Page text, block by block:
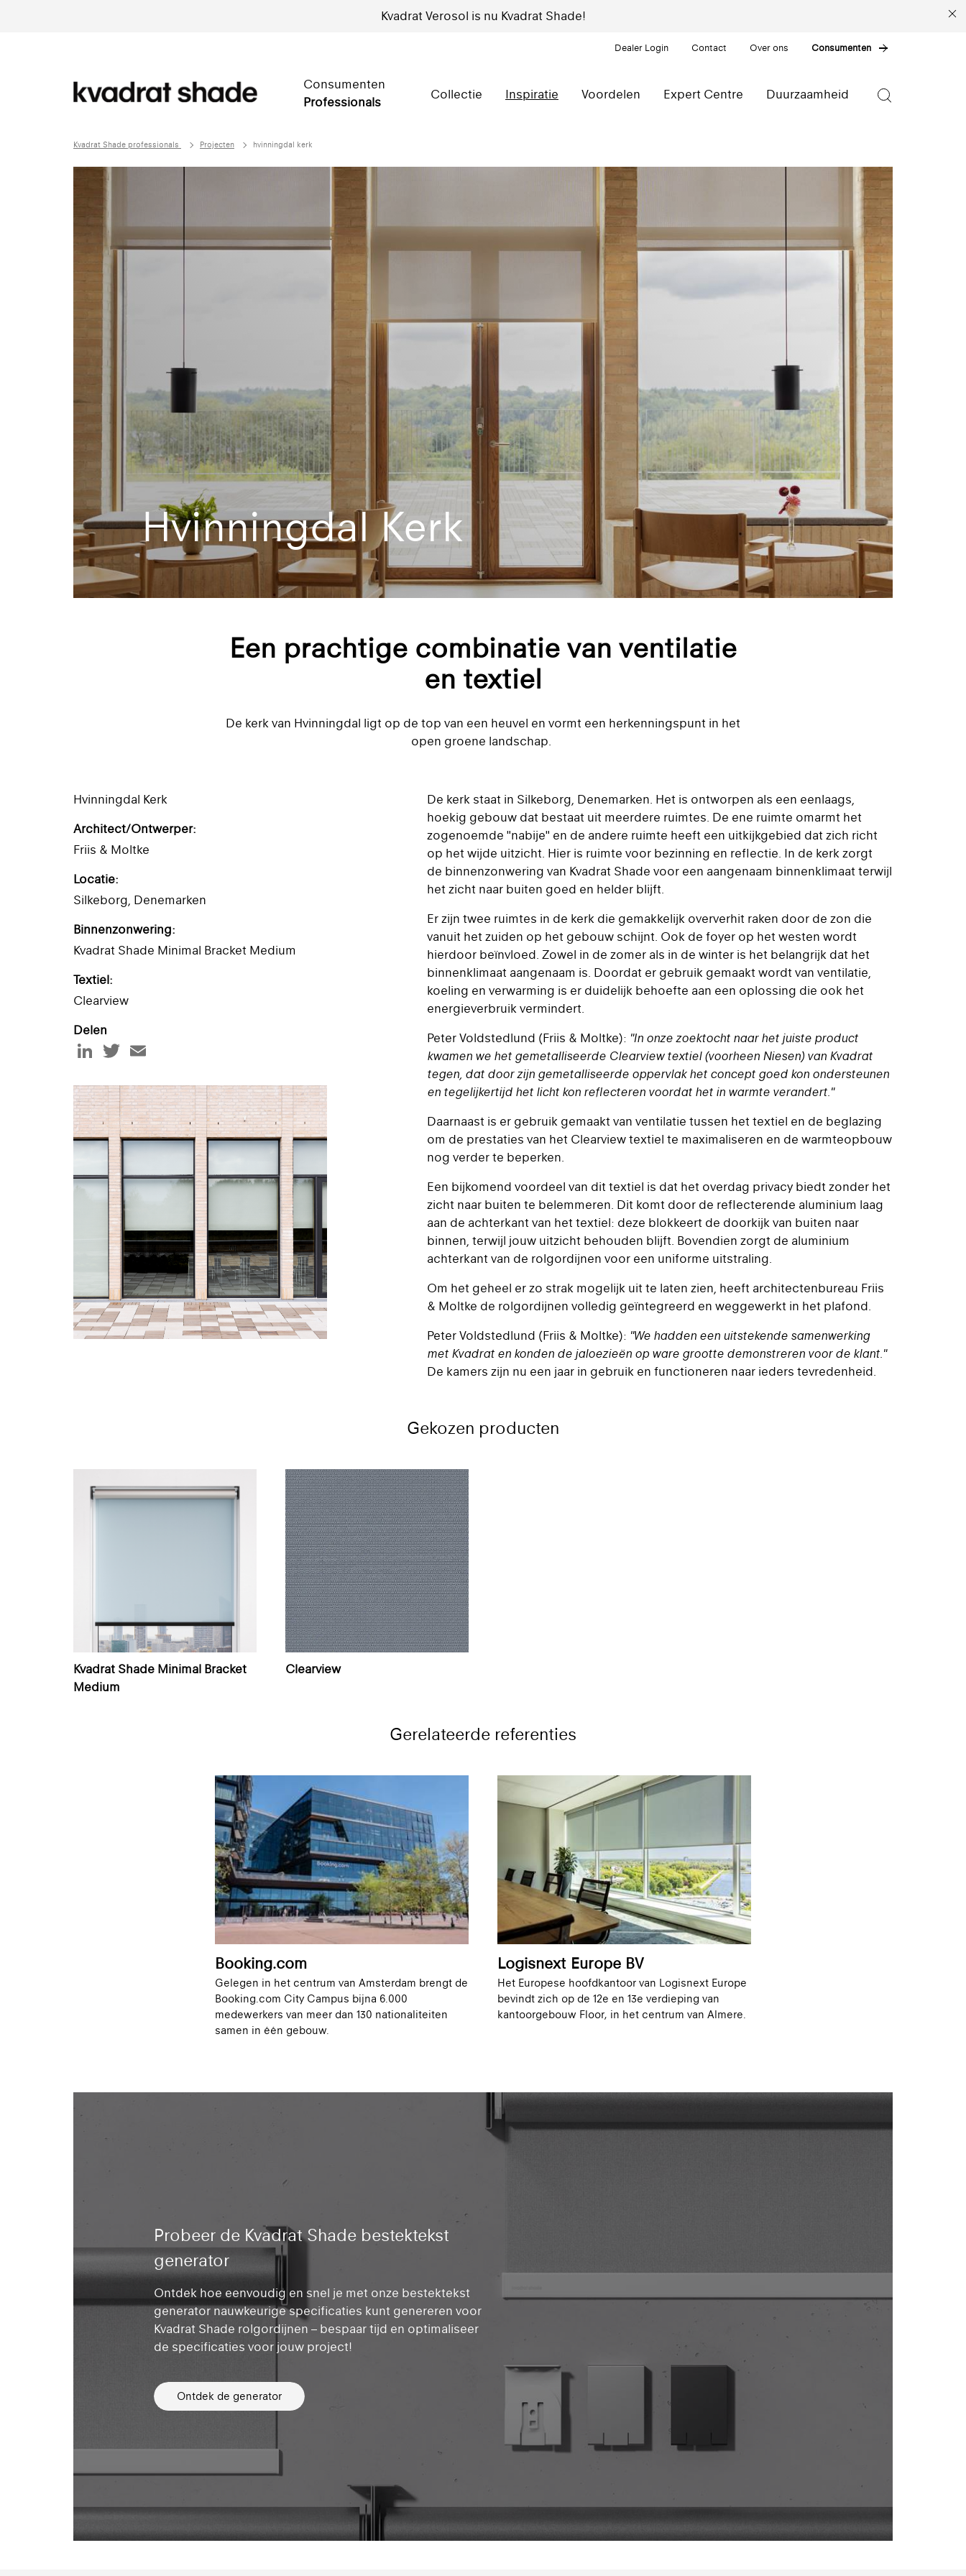
Kvadrat Verosol is nu Kvadrat Shade!
Dealer Login Contact Over ons Consumenten
Consumenten
Professionals
Collectie Inspiratie Voordelen Expert Centre Duurzaamheid
Kvadrat Shade professionals Projecten hvinningdal kerk
Hvinningdal Kerk
Een prachtige combinatie van ventilatie
en textiel
De kerk van Hvinningdal ligt op de top van een heuvel en vormt een herkenningspunt in het
open groene landschap.
Hvinningdal Kerk
Architect/Ontwerper:
Friis & Moltke
Locatie:
Silkeborg, Denemarken
Binnenzonwering:
Kvadrat Shade Minimal Bracket Medium
Textiel:
Clearview
Delen
De kerk staat in Silkeborg, Denemarken. Het is ontworpen als een eenlaags,
hoekig gebouw dat bestaat uit meerdere ruimtes. De ene ruimte omarmt het
zogenoemde "nabije" en de andere ruimte heeft een uitkijkgebied dat zich richt
op het wijde uitzicht. Hier is ruimte voor bezinning en reflectie. In de kerk zorgt
de binnenzonwering van Kvadrat Shade voor een aangenaam binnenklimaat terwijl
het zicht naar buiten goed en helder blijft.
Er zijn twee ruimtes in de kerk die gemakkelijk oververhit raken door de zon die
vanuit het zuiden op het gebouw schijnt. Ook de foyer op het westen wordt
hierdoor beïnvloed. Zowel in de zomer als in de winter is het belangrijk dat het
binnenklimaat aangenaam is. Doordat er gebruik gemaakt wordt van ventilatie,
koeling en verwarming is er duidelijk behoefte aan een oplossing die ook het
energieverbruik vermindert.
Peter Voldstedlund (Friis & Moltke): "In onze zoektocht naar het juiste product
kwamen we het gemetalliseerde Clearview textiel (voorheen Niesen) van Kvadrat
tegen, dat door zijn gemetalliseerde oppervlak het concept goed kon ondersteunen
en tegelijkertijd het licht kon reflecteren voordat het in warmte verandert."
Daarnaast is er gebruik gemaakt van ventilatie tussen het textiel en de beglazing
om de prestaties van het Clearview textiel te maximaliseren en de warmteopbouw
nog verder te beperken.
Een bijkomend voordeel van dit textiel is dat het overdag privacy biedt zonder het
zicht naar buiten te belemmeren. Dit komt door de reflecterende aluminium laag
aan de achterkant van het textiel: deze blokkeert de doorkijk van buiten naar
binnen, terwijl jouw uitzicht behouden blijft. Bovendien zorgt de aluminium
achterkant van de rolgordijnen voor een uniforme uitstraling.
Om het geheel er zo strak mogelijk uit te laten zien, heeft architectenbureau Friis
& Moltke de rolgordijnen volledig geïntegreerd en weggewerkt in het plafond.
Peter Voldstedlund (Friis & Moltke): "We hadden een uitstekende samenwerking
met Kvadrat en konden de jaloezieën op ware grootte demonstreren voor de klant."
De kamers zijn nu een jaar in gebruik en functioneren naar ieders tevredenheid.
Gekozen producten
Kvadrat Shade Minimal Bracket
Medium
Clearview
Gerelateerde referenties
Booking.com
Gelegen in het centrum van Amsterdam brengt de
Booking.com City Campus bijna 6.000
medewerkers van meer dan 130 nationaliteiten
samen in één gebouw.
Logisnext Europe BV
Het Europese hoofdkantoor van Logisnext Europe
bevindt zich op de 12e en 13e verdieping van
kantoorgebouw Floor, in het centrum van Almere.
Probeer de Kvadrat Shade bestektekst
generator
Ontdek hoe eenvoudig en snel je met onze bestektekst
generator nauwkeurige specificaties kunt genereren voor
Kvadrat Shade rolgordijnen – bespaar tijd en optimaliseer
de specificaties voor jouw project!
Ontdek de generator